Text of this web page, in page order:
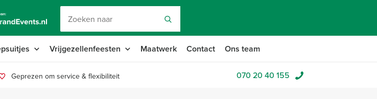
Vrijgezellenfeesten Maatwerk Contact Ons team
Geprezen om service & flexibiliteit 070 20 40 155